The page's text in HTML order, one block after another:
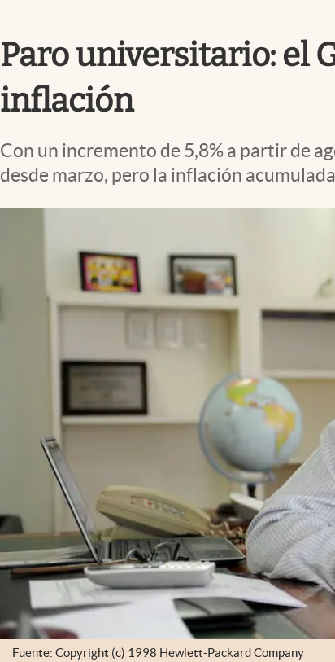
Mundial 2026
El Cronista Studio
Paro universitario: el
inflación
Con un incremento de 5,8% a partir de
desde marzo, pero la inflación
Fuente: Copyright (c) 1998 Hewlett-Packard Company